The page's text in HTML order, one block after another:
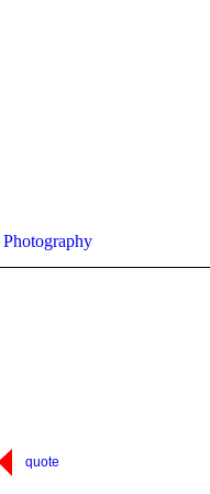
Photography
quote